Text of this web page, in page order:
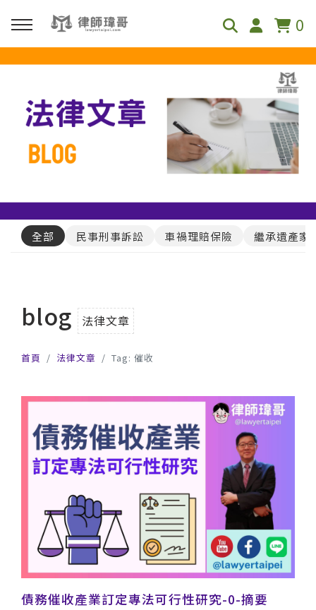
0
回主選單
免費影音資源
Youtube
全部 民事刑事訴訟 車禍理賠保險 繼承遺產家
blog 法律文章
首頁 法律文章 Tag: 催收
債務催收產業訂定專法可行性研究-0-摘要